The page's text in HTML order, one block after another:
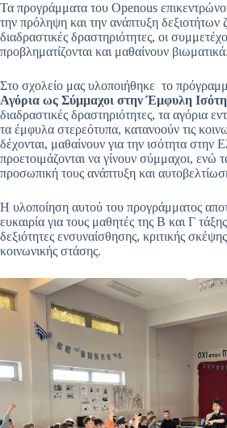
Τα προγράμματα του Openous
την πρόληψη και την ανάπτυξη
διαδραστικές δραστηριότητες, οι
προβληματίζονται και μαθαίνουν βιωματικά.
Στο σχολείο μας υλοποιήθηκε το
Αγόρια ως Σύμμαχοι στην Έμφυλη
διαδραστικές δραστηριότητες, τα αγόρια
τα έμφυλα στερεότυπα, κατανοούν τις
δέχονται, μαθαίνουν για την ισότητα στην
προετοιμάζονται να γίνουν σύμμαχοι, ενώ
προσωπική τους ανάπτυξη και
Η υλοποίηση αυτού του προγράμματος
ευκαιρία για τους μαθητές της Β και Γ
δεξιότητες ενσυναίσθησης, κριτικής
κοινωνικής στάσης.